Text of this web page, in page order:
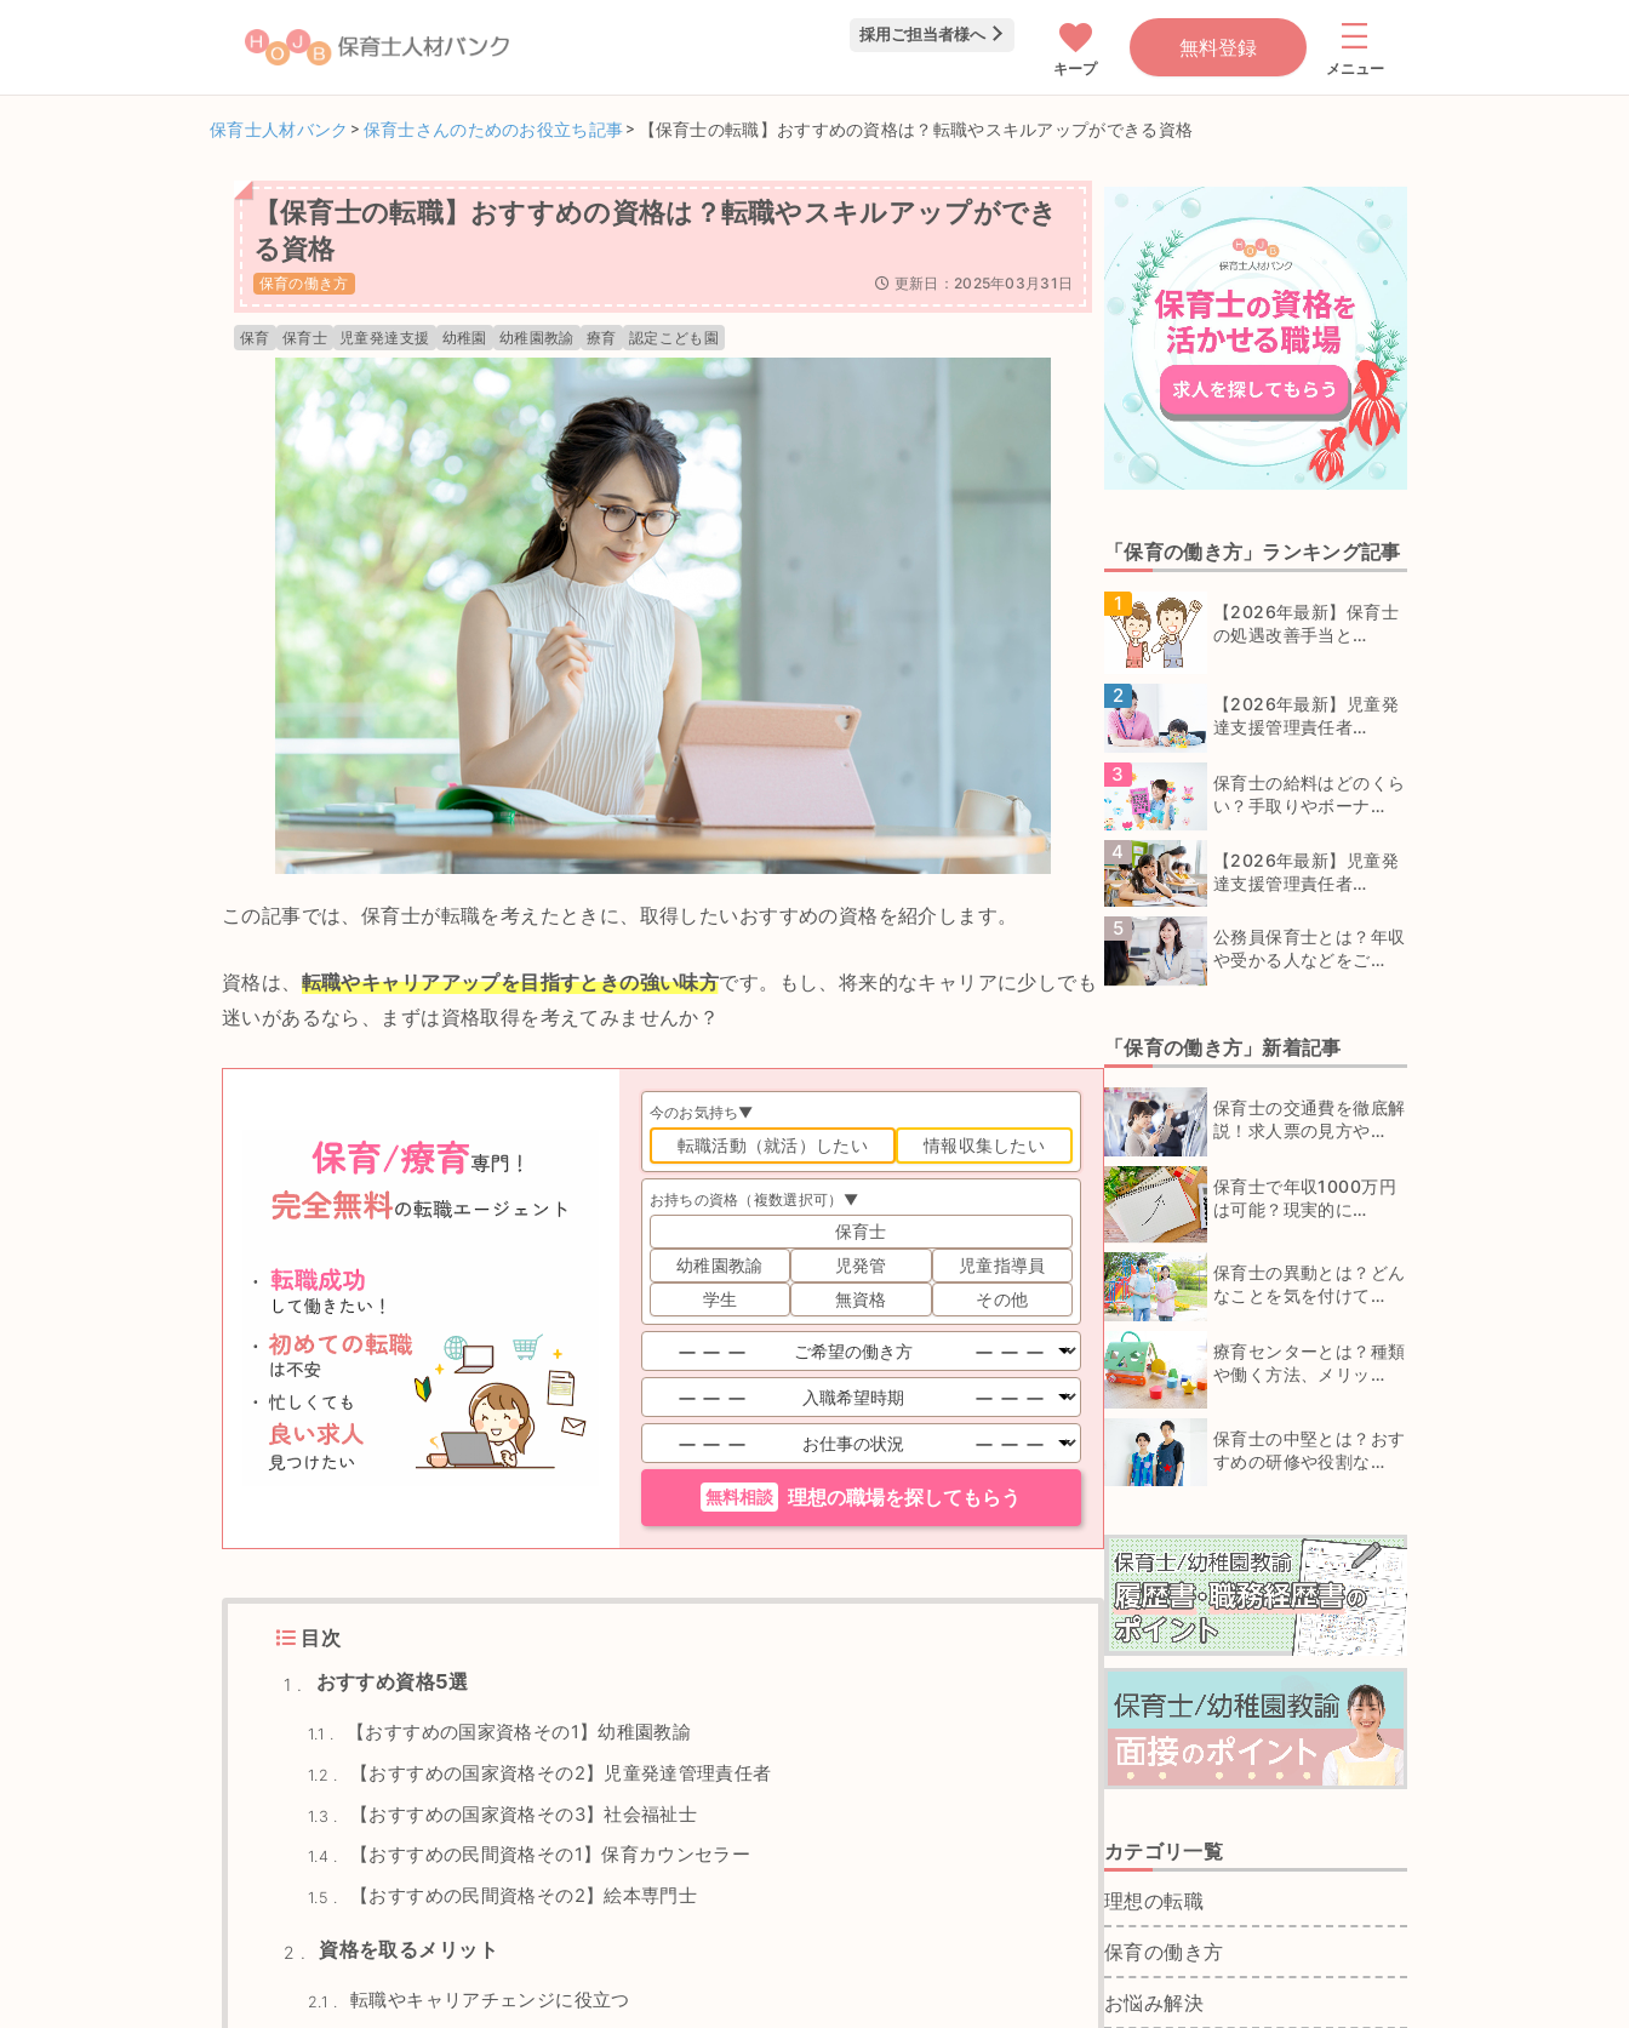
採用ご担当者様へ
キープ
無料登録
メニュー
保育士人材バンク > 保育士さんのためのお役立ち記事 > 【保育士の転職】おすすめの資格は？転職やスキルアップができる資格
【保育士の転職】おすすめの資格は？転職やスキルアップができ
る資格
保育の働き方 更新日：2025年03月31日
保育 保育士 児童発達支援 幼稚園 幼稚園教諭 療育 認定こども園
この記事では、保育士が転職を考えたときに、取得したいおすすめの資格を紹介します。
資格は、 転職やキャリアアップを目指すときの強い味方です。もし、将来的なキャリアに少しでも
迷いがあるなら、まずは資格取得を考えてみませんか？
今のお気持ち▼
転職活動（就活）したい 情報収集したい
お持ちの資格（複数選択可）▼
保育士
幼稚園教諭
児発管
児童指導員
学生
無資格 その他
無料相談 理想の職場を探してもらう
目次
1 おすすめ資格5選
1.1 【おすすめの国家資格その1】幼稚園教諭
1.2 【おすすめの国家資格その2】児童発達管理責任者
1.3 【おすすめの国家資格その3】社会福祉士
1.4 【おすすめの民間資格その1】保育カウンセラー
1.5 【おすすめの民間資格その2】絵本専門士
2 資格を取るメリット
2.1 転職やキャリアチェンジに役立つ
「保育の働き方」ランキング記事
【2026年最新】保育士
の処遇改善手当と…
【2026年最新】児童発
達支援管理責任者…
保育士の給料はどのくら
い？手取りやボーナ…
【2026年最新】児童発
達支援管理責任者…
公務員保育士とは？年収
や受かる人などをご…
「保育の働き方」新着記事
保育士の交通費を徹底解
説！求人票の見方や…
保育士で年収1000万円
は可能？現実的に…
保育士の異動とは？どん
なことを気を付けて…
療育センターとは？種類
や働く方法、メリッ…
保育士の中堅とは？おす
すめの研修や役割な…
カテゴリ一覧
理想の転職
保育の働き方
お悩み解決